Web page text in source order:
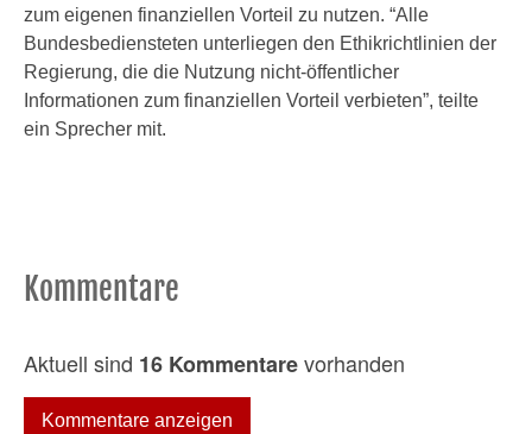
zum eigenen finanziellen Vorteil zu nutzen. “Alle
Bundesbediensteten unterliegen den Ethikrichtlinien der
Regierung, die die Nutzung nicht-öffentlicher
Informationen zum finanziellen Vorteil verbieten”, teilte
ein Sprecher mit.
Kommentare
Aktuell sind 16 Kommentarevorhanden
Kommentare anzeigen